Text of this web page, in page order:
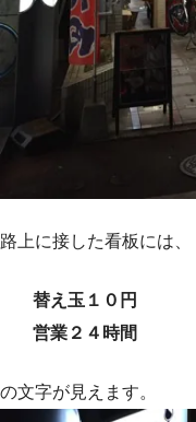
路上に接した看板には、
替え玉１０円
営業２４時間
の文字が見えます。